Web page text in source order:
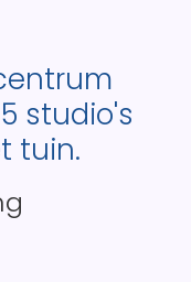
studio's
tuin.